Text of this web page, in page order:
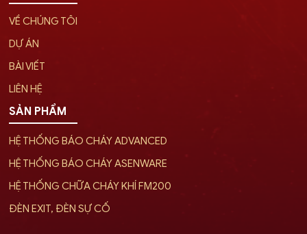
VỀ CHÚNG TÔI
DỰ ÁN
BÀI VIẾT
LIÊN HỆ
SẢN PHẨM
HỆ THỐNG BÁO CHÁY ADVANCED
HỆ THỐNG BÁO CHÁY ASENWARE
HỆ THỐNG CHỮA CHÁY KHÍ FM200
ĐÈN EXIT, ĐÈN SỰ CỐ